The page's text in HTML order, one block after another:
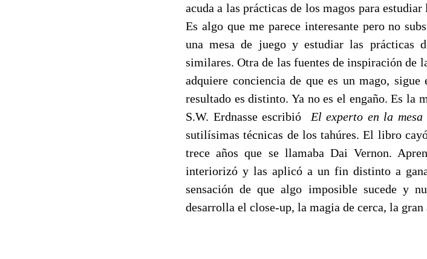
acuda a las prácticas de los magos para
Es algo que me parece interesante pero no
una mesa de juego y estudiar las prácticas
similares. Otra de las fuentes de inspiración de
adquiere conciencia de que es un mago,
resultado es distinto. Ya no es el engaño. Es la
S.W. Erdnasse escribió El experto en la mesa
sutilísimas técnicas de los tahúres. El libro
trece años que se llamaba Dai Vernon.
interiorizó y las aplicó a un fin distinto a
sensación de que algo imposible sucede y
desarrolla el close-up, la magia de cerca, la